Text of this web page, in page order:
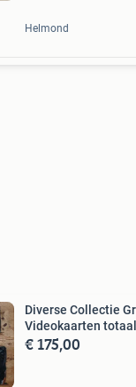
Helmond
Diverse Collectie
Videokaarten totaal
€ 175,00